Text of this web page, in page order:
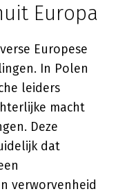
Europa
Europese
In Polen
leiders
macht
Deze
dat
verworvenheid